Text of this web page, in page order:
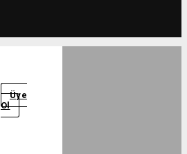
Üye
Ol